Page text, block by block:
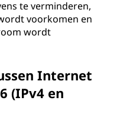
te verminderen,
voorkomen en
wordt
Internet
(IPv4 en